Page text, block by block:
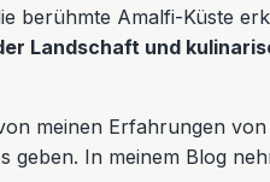
berühmte Amalfi-Küste
Landschaft und
meinen Erfahrungen
geben. In meinem Blog